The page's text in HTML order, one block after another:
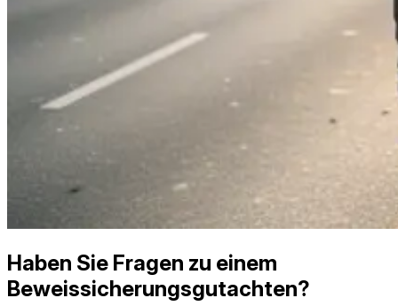
Haben Sie Fragen zu einem
Beweissicherungs­gutachten?